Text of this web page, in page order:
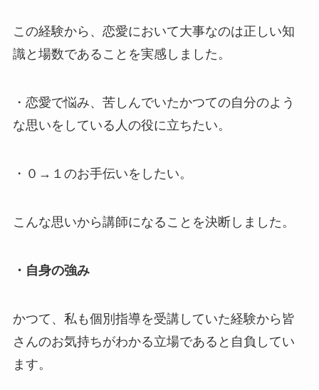
この経験から、恋愛において大事なのは正しい知
識と場数であることを実感しました。
・恋愛で悩み、苦しんでいたかつての自分のよう
な思いをしている人の役に立ちたい。
・０→１のお手伝いをしたい。
こんな思いから講師になることを決断しました。
・自身の強み
かつて、私も個別指導を受講していた経験から皆
さんのお気持ちがわかる立場であると自負してい
ます。